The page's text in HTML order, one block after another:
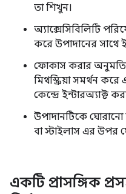
তা শিখুন।
অ্যাক্সেসিবিলিটি
করে উপাদানের সাথে
ফোকাস করার অনুমতি
মিথস্ক্রিয়া সমর্থন করে
কেন্দ্রে ইন্টারঅ্যাক্ট
উপাদানটিকে
বা স্টাইলাস এর উপর
একটি প্রাসঙ্গিক